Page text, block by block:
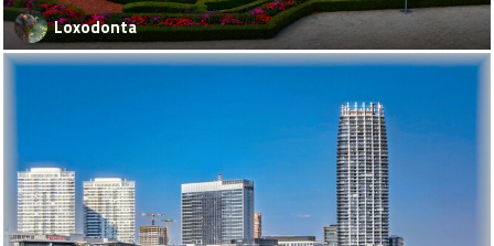
Loxodonta